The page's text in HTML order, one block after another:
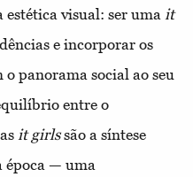
visual: ser uma it
e incorporar os
o panorama social ao seu
entre o
it girlssão a síntese
época — uma